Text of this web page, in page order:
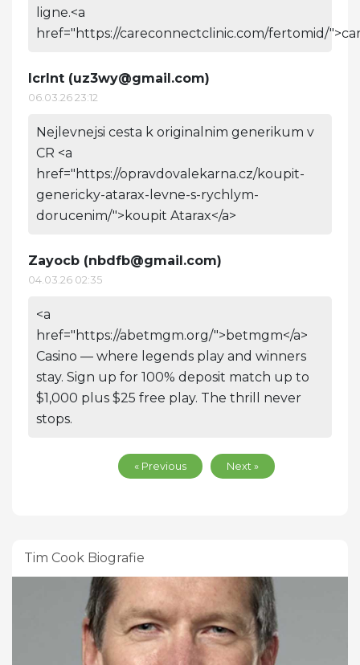
ligne.<a
href="https://careconnectclinic.com/fertomid/
Icrlnt (uz3wy@gmail.com)
06.03.26 23:12
Nejlevnejsi cesta k originalnim generikum v
CR <a
href="https://opravdovalekarna.cz/koupit-
genericky-atarax-levne-s-rychlym-
dorucenim/">koupit Atarax</a>
Zayocb (nbdfb@gmail.com)
04.03.26 02:35
<a
href="https://abetmgm.org/">betmgm</a>
Casino — where legends play and winners
stay. Sign up for 100% deposit match up to
$1,000 plus $25 free play. The thrill never
stops.
« Previous Next »
Tim Cook Biografie